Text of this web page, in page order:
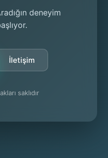
deneyim
İletişim
saklıdır